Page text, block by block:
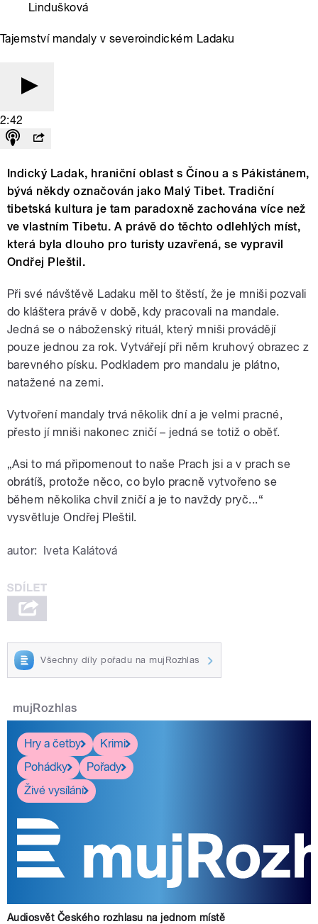
Lindušková
Tajemství mandaly v severoindickém Ladaku
2:42
Indický Ladak, hraniční oblast s Čínou a s Pákistánem,
bývá někdy označován jako Malý Tibet. Tradiční
tibetská kultura je tam paradoxně zachována více než
ve vlastním Tibetu. A právě do těchto odlehlých míst,
která byla dlouho pro turisty uzavřená, se vypravil
Ondřej Pleštil.
Při své návštěvě Ladaku měl to štěstí, že je mniši pozvali
do kláštera právě v době, kdy pracovali na mandale.
Jedná se o náboženský rituál, který mniši provádějí
pouze jednou za rok. Vytvářejí při něm kruhový obrazec z
barevného písku. Podkladem pro mandalu je plátno,
natažené na zemi.
Vytvoření mandaly trvá několik dní a je velmi pracné,
přesto jí mniši nakonec zničí – jedná se totiž o oběť.
„Asi to má připomenout to naše Prach jsi a v prach se
obrátíš, protože něco, co bylo pracně vytvořeno se
během několika chvil zničí a je to navždy pryč...“
vysvětluje Ondřej Pleštil.
autor: Iveta Kalátová
Všechny díly pořadu na mujRozhlas
mujRozhlas
Hry a četby
Krimi
Pohádky
Pořady
Živé vysílání
Audiosvět Českého rozhlasu na jednom místě